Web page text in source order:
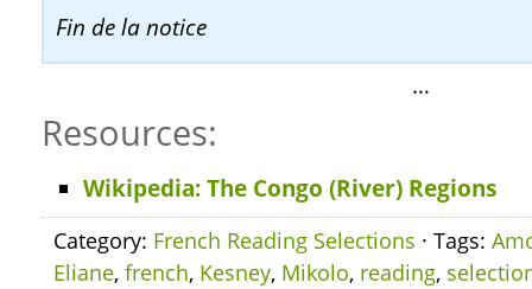
Fin de la notice
…
Resources:
Wikipedia: The Congo (River) Regions
Category: French Reading Selections · Tags:
Eliane, french, Kesney, Mikolo, reading,